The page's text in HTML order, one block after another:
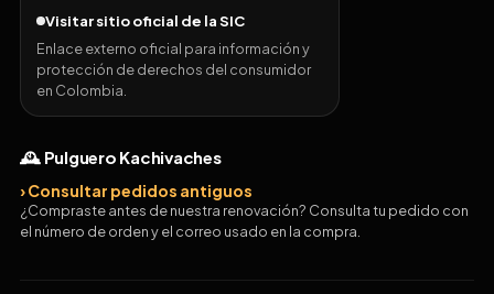
Visitar sitio oficial de la SIC
Enlace externo oficial para información y
protección de derechos del consumidor
en Colombia.
🕰️ Pulguero Kachivaches
› Consultar pedidos antiguos
¿Compraste antes de nuestra renovación? Consulta tu pedido con
el número de orden y el correo usado en la compra.